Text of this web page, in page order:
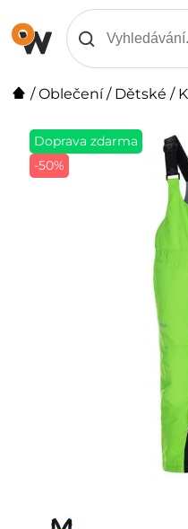
/Oblečení/ Dětské /
Doprava zdarma
-50%